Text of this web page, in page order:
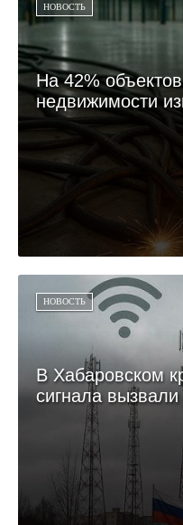
НОВОСТЬ
На 42%
недвижимости
НОВОСТЬ
В Хабаровском
сигнала